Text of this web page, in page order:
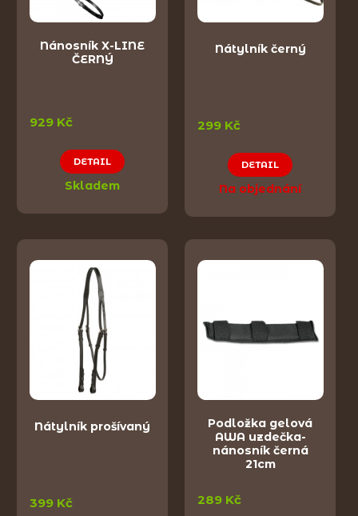
Nánosník X-LINE
ČERNÝ
929 Kč
DETAIL
Skladem
Nátylník černý
299 Kč
DETAIL
Na objednání
Nátylník prošívaný
399 Kč
Podložka gelová
AWA uzdečka-
nánosník černá
21cm
289 Kč